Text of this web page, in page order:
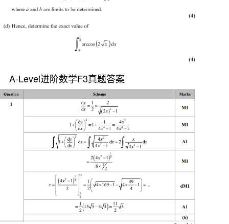
A-Level进阶数学F3真题答案